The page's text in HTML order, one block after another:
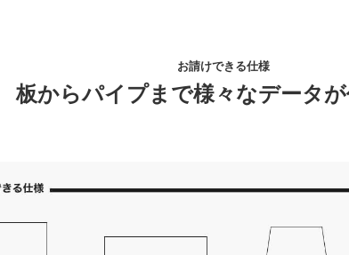
お請けできる仕様
板からパイプまで様々なデータ